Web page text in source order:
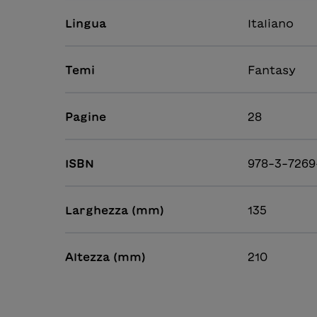
Lingua Italiano
Temi Fantasy
Pagine 28
ISBN 978-3-
Larghezza (mm) 135
Altezza (mm) 210